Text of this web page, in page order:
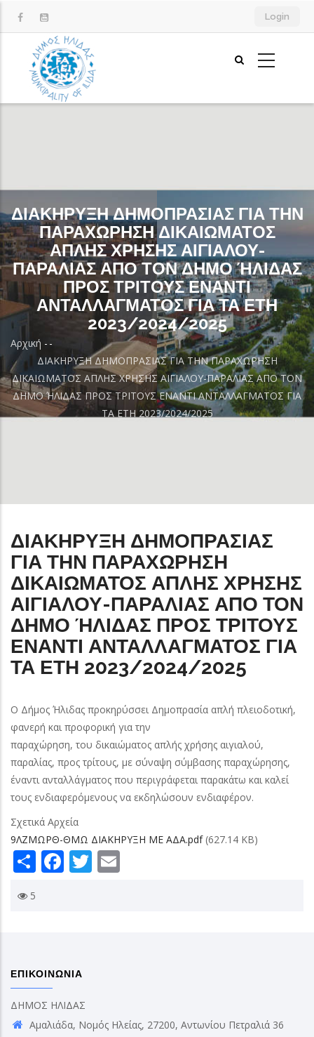
προς
περιεχόμενο
Login
ΔΙΑΚΗΡΥΞΗ ΔΗΜΟΠΡΑΣΙΑΣ ΓΙΑ ΤΗΝ
ΠΑΡΑΧΩΡΗΣΗ ΔΙΚΑΙΩΜΑΤΟΣ
ΑΠΛΗΣ ΧΡΗΣΗΣ ΑΙΓΙΑΛΟΥ-
ΠΑΡΑΛΙΑΣ ΑΠΟ ΤΟΝ ΔΗΜΟ ΉΛΙΔΑΣ
ΠΡΟΣ ΤΡΙΤΟΥΣ ΕΝΑΝΤΙ
ΑΝΤΑΛΛΑΓΜΑΤΟΣ ΓΙΑ ΤΑ ΕΤΗ
2023/2024/2025
Breadcrumb
Αρχική - -
ΔΙΑΚΗΡΥΞΗ ΔΗΜΟΠΡΑΣΙΑΣ ΓΙΑ ΤΗΝ ΠΑΡΑΧΩΡΗΣΗ
ΔΙΚΑΙΩΜΑΤΟΣ ΑΠΛΗΣ ΧΡΗΣΗΣ ΑΙΓΙΑΛΟΥ-ΠΑΡΑΛΙΑΣ ΑΠΟ ΤΟΝ
ΔΗΜΟ ΉΛΙΔΑΣ ΠΡΟΣ ΤΡΙΤΟΥΣ ΕΝΑΝΤΙ ΑΝΤΑΛΛΑΓΜΑΤΟΣ ΓΙΑ
ΤΑ ΕΤΗ 2023/2024/2025
ΔΙΑΚΗΡΥΞΗ ΔΗΜΟΠΡΑΣΙΑΣ
ΓΙΑ ΤΗΝ ΠΑΡΑΧΩΡΗΣΗ
ΔΙΚΑΙΩΜΑΤΟΣ ΑΠΛΗΣ ΧΡΗΣΗΣ
ΑΙΓΙΑΛΟΥ-ΠΑΡΑΛΙΑΣ ΑΠΟ ΤΟΝ
ΔΗΜΟ ΉΛΙΔΑΣ ΠΡΟΣ ΤΡΙΤΟΥΣ
ΕΝΑΝΤΙ ΑΝΤΑΛΛΑΓΜΑΤΟΣ ΓΙΑ
ΤΑ ΕΤΗ 2023/2024/2025
Ο Δήμος Ήλιδας προκηρύσσει Δημοπρασία απλή πλειοδοτική,
φανερή και προφορική για την
παραχώρηση, του δικαιώματος απλής χρήσης αιγιαλού,
παραλίας, προς τρίτους, με σύναψη σύμβασης παραχώρησης,
έναντι ανταλλάγματος που περιγράφεται παρακάτω και καλεί
τους ενδιαφερόμενους να εκδηλώσουν ενδιαφέρον.
Σχετικά Αρχεία
9ΛΖΜΩΡΘ-ΘΜΩ ΔΙΑΚΗΡΥΞΗ ΜΕ ΑΔΑ.pdf (627.14 KB)
ShareFacebook
Twitter
5
ΕΠΙΚΟΙΝΩΝΙΑ
ΔΗΜΟΣ ΗΛΙΔΑΣ
Αμαλιάδα, Νομός Ηλείας, 27200, Αντωνίου Πετραλιά 36